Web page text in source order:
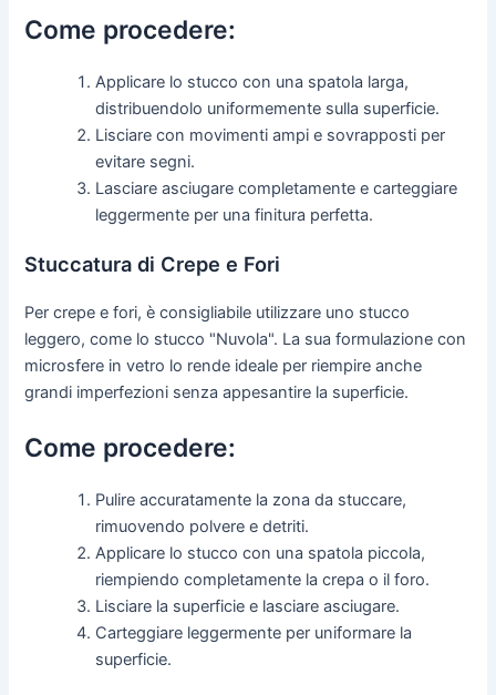
Come procedere:
Applicare lo stucco con una spatola larga,
distribuendolo uniformemente sulla superficie.
Lisciare con movimenti ampi e sovrapposti per
evitare segni.
Lasciare asciugare completamente e carteggiare
leggermente per una finitura perfetta.
Stuccatura di Crepe e Fori
Per crepe e fori, è consigliabile utilizzare uno stucco
leggero, come lo stucco "Nuvola". La sua formulazione con
microsfere in vetro lo rende ideale per riempire anche
grandi imperfezioni senza appesantire la superficie.
Come procedere:
Pulire accuratamente la zona da stuccare,
rimuovendo polvere e detriti.
Applicare lo stucco con una spatola piccola,
riempiendo completamente la crepa o il foro.
Lisciare la superficie e lasciare asciugare.
Carteggiare leggermente per uniformare la
superficie.